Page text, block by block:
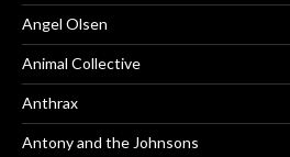
Angel Olsen
Animal Collective
Anthrax
Antony and the Johnsons